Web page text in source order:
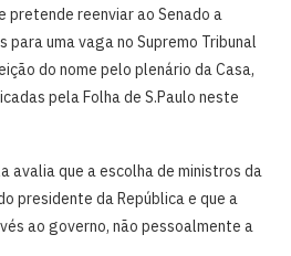
pretende reenviar ao Senado a
para uma vaga no Supremo Tribunal
do nome pelo plenário da Casa,
pela Folha de S.Paulo neste
avalia que a escolha de ministros da
presidente da República e que a
ao governo, não pessoalmente a